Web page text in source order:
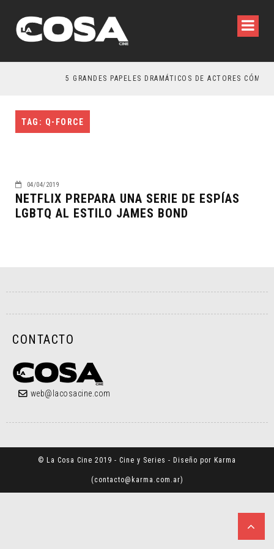
5 GRANDES PAPELES DRAMÁTICOS DE ACTORES CÓMICOS
TAG: Q-FORCE
04/04/2019
NETFLIX PREPARA UNA SERIE DE ESPÍAS
LGBTQ AL ESTILO JAMES BOND
CONTACTO
web@lacosacine.com
© La Cosa Cine 2019 - Cine y Series - Diseño por Karma
(contacto@karma.com.ar)